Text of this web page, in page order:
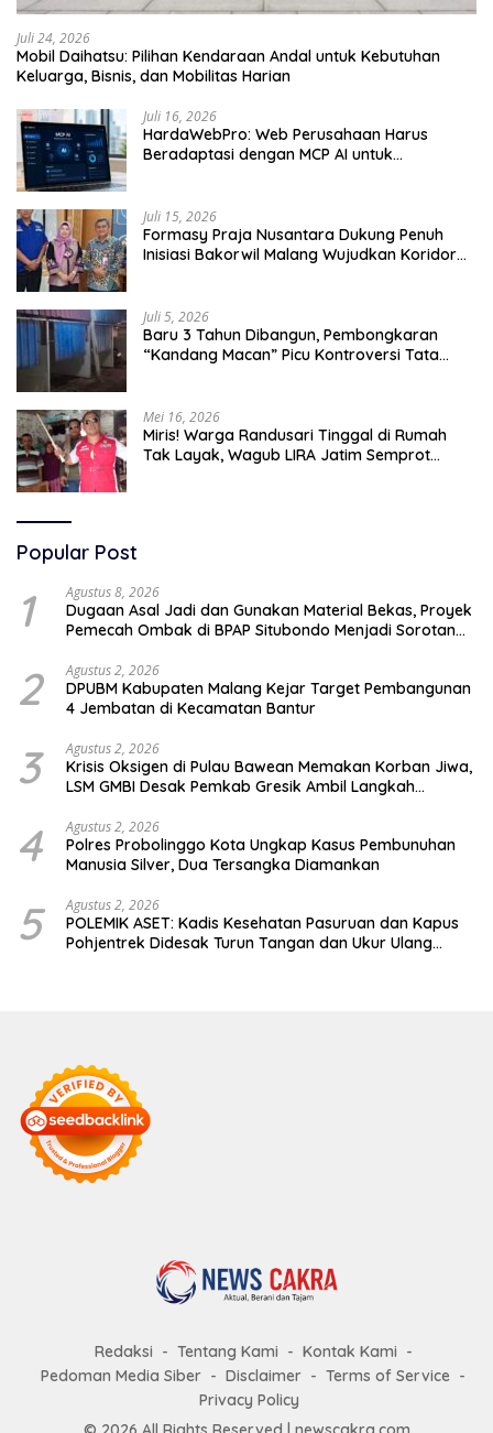
Juli 24, 2026
Mobil Daihatsu: Pilihan Kendaraan Andal untuk Kebutuhan
Keluarga, Bisnis, dan Mobilitas Harian
Juli 16, 2026
HardaWebPro: Web Perusahaan Harus
Beradaptasi dengan MCP AI untuk
Juli 15, 2026
Formasy Praja Nusantara Dukung Penuh
Inisiasi Bakorwil Malang Wujudkan Koridor
Juli 5, 2026
Baru 3 Tahun Dibangun, Pembongkaran
“Kandang Macan” Picu Kontroversi Tata
Mei 16, 2026
Miris! Warga Randusari Tinggal di Rumah
Tak Layak, Wagub LIRA Jatim Semprot
Popular Post
1 Agustus 8, 2026
Dugaan Asal Jadi dan Gunakan Material Bekas, Proyek
Pemecah Ombak di BPAP Situbondo Menjadi Sorotan
2 Agustus 2, 2026
DPUBM Kabupaten Malang Kejar Target Pembangunan
4 Jembatan di Kecamatan Bantur
3 Agustus 2, 2026
Krisis Oksigen di Pulau Bawean Memakan Korban Jiwa,
LSM GMBI Desak Pemkab Gresik Ambil Langkah
4 Agustus 2, 2026
Polres Probolinggo Kota Ungkap Kasus Pembunuhan
Manusia Silver, Dua Tersangka Diamankan
5 Agustus 2, 2026
POLEMIK ASET: Kadis Kesehatan Pasuruan dan Kapus
Pohjentrek Didesak Turun Tangan dan Ukur Ulang
Redaksi Tentang Kami
Kontak Kami
Pedoman Media Siber
Disclaimer
Terms of Service
Privacy Policy